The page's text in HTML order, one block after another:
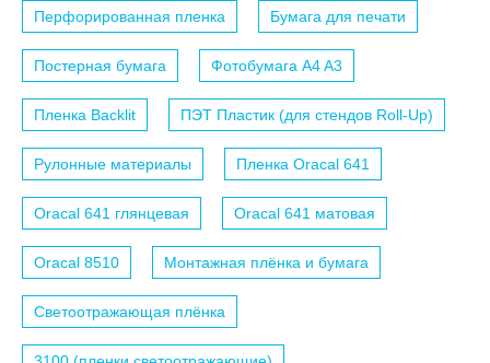
Перфорированная пленка Бумага для печати
Постерная бумага Фотобумага A4 A3
Пленка Backlit ПЭТ Пластик (для стендов Roll-Up)
Рулонные материалы Пленка Oracal 641
Oracal 641 глянцевая Oracal 641 матовая
Oracal 8510 Монтажная плёнка и бумага
Светоотражающая плёнка